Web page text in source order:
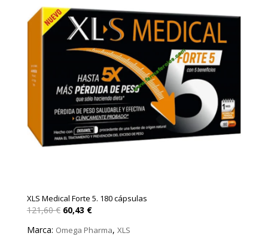
XLS Medical Forte 5. 180 cápsulas
121,60€ El
precio
original
era:
60,43 €El
es:
Marca: Omega Pharma, XLS